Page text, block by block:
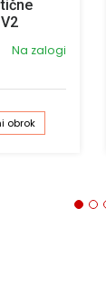
Na zalogi
obrok